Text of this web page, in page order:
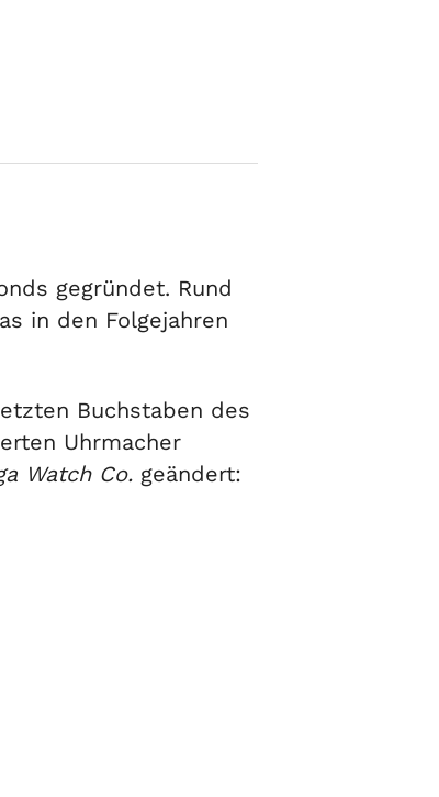
gegründet. Rund
in den Folgejahren
Buchstaben des
Uhrmacher
Watch Co. geändert: